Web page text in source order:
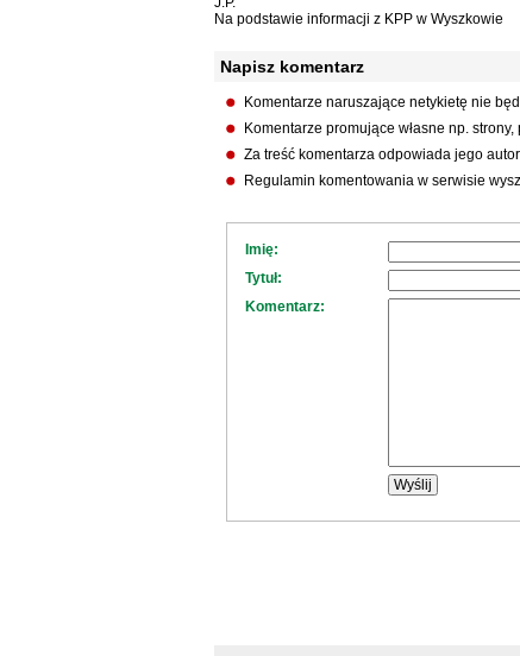
Na podstawie informacji z KPP w Wyszkowie
Napisz komentarz
Komentarze naruszające netykietę nie
Komentarze promujące własne np.
Za treść komentarza odpowiada jego
Regulamin komentowania w serwisie
Imię:
Tytuł:
Komentarz: